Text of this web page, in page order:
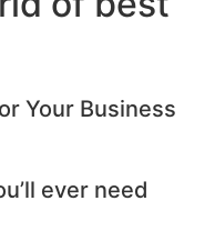
Bigger
of best